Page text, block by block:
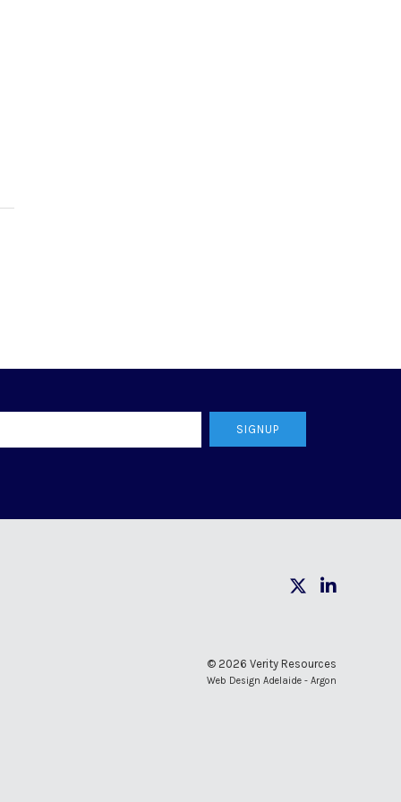
SIGNUP
© 2026 Verity Resources
Web Design Adelaide - Argon